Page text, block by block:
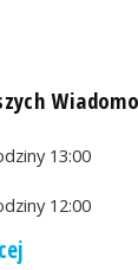
13:00
12:00